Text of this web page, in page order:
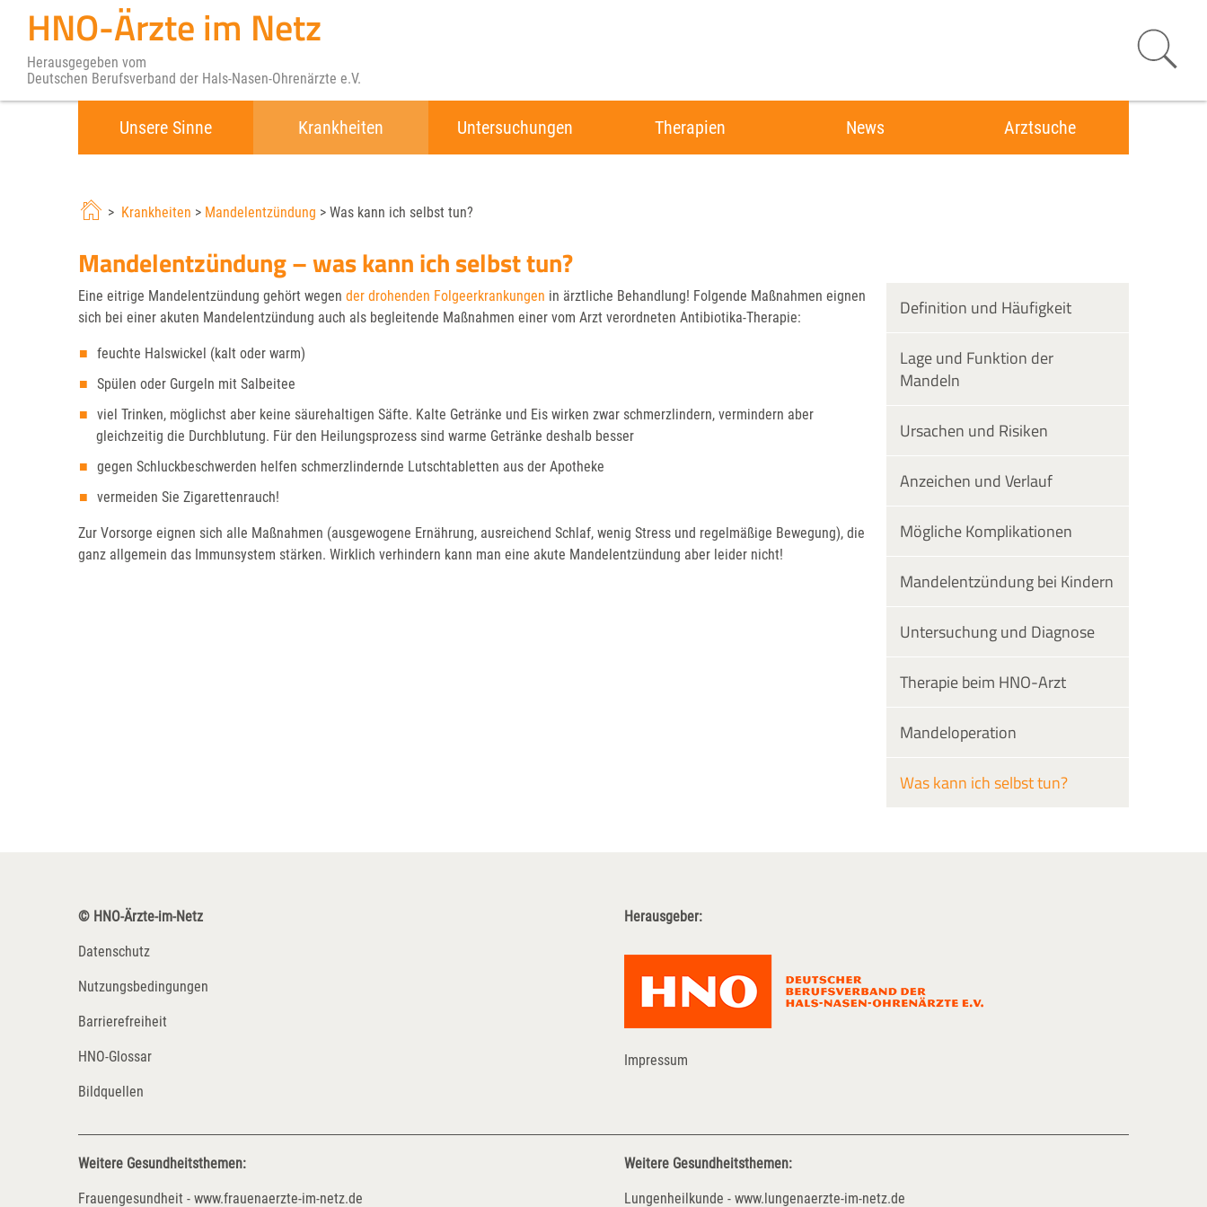
HNO-Ärzte im Netz
Herausgegeben vom
Deutschen Berufsverband der Hals-Nasen-Ohrenärzte e.V.
Unsere Sinne Krankheiten Untersuchungen Therapien News Arztsuche
> Krankheiten > Mandelentzündung > Was kann ich selbst tun?
Definition und Häufigkeit
Lage und Funktion der
Mandeln
Ursachen und Risiken
Anzeichen und Verlauf
Mögliche Komplikationen
Mandelentzündung bei Kindern
Untersuchung und Diagnose
Therapie beim HNO-Arzt
Mandeloperation
Was kann ich selbst tun?
Mandelentzündung – was kann ich selbst tun?
Eine eitrige Mandelentzündung gehört wegen der drohenden Folgeerkrankungen in ärztliche Behandlung! Folgende Maßnahmen eignen
sich bei einer akuten Mandelentzündung auch als begleitende Maßnahmen einer vom Arzt verordneten Antibiotika-Therapie:
feuchte Halswickel (kalt oder warm)
Spülen oder Gurgeln mit Salbeitee
viel Trinken, möglichst aber keine säurehaltigen Säfte. Kalte Getränke und Eis wirken zwar schmerzlindern, vermindern aber
gleichzeitig die Durchblutung. Für den Heilungsprozess sind warme Getränke deshalb besser
gegen Schluckbeschwerden helfen schmerzlindernde Lutschtabletten aus der Apotheke
vermeiden Sie Zigarettenrauch!
Zur Vorsorge eignen sich alle Maßnahmen (ausgewogene Ernährung, ausreichend Schlaf, wenig Stress und regelmäßige Bewegung), die
ganz allgemein das Immunsystem stärken. Wirklich verhindern kann man eine akute Mandelentzündung aber leider nicht!
© HNO-Ärzte-im-Netz
Datenschutz
Nutzungsbedingungen
Barrierefreiheit
HNO-Glossar
Bildquellen
Herausgeber:
Impressum
Weitere Gesundheitsthemen:
Frauengesundheit - www.frauenaerzte-im-netz.de
Weitere Gesundheitsthemen:
Lungenheilkunde - www.lungenaerzte-im-netz.de